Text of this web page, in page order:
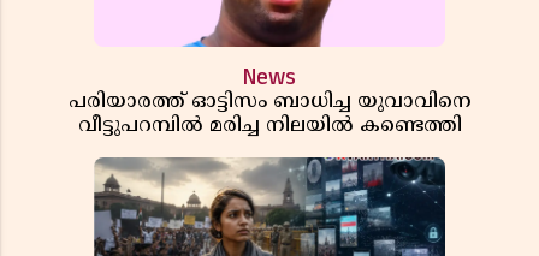
News
പരിയാരത്ത് ഓട്ടിസം ബാധിച്ച യുവാവിനെ
വീട്ടുപറമ്പിൽ മരിച്ച നിലയിൽ കണ്ടെത്തി